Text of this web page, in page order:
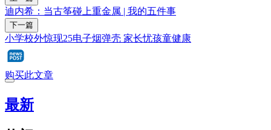
迪内希：当古筝碰上重金属 | 我的五件事
下一篇
小学校外惊现25电子烟弹壳 家长忧孩童健康
购买此文章
最新